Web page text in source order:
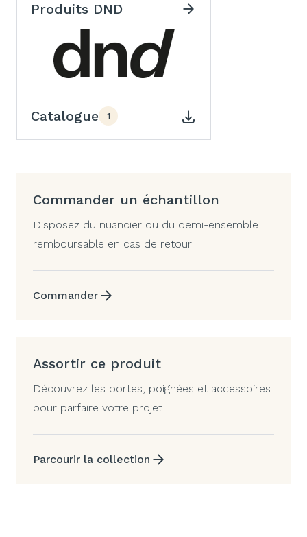
Produits DND
Catalogue 1
Commander un échantillon
Disposez du nuancier ou du demi-ensemble
remboursable en cas de retour
Commander
Assortir ce produit
Découvrez les portes, poignées et accessoires
pour parfaire votre projet
Parcourir la collection